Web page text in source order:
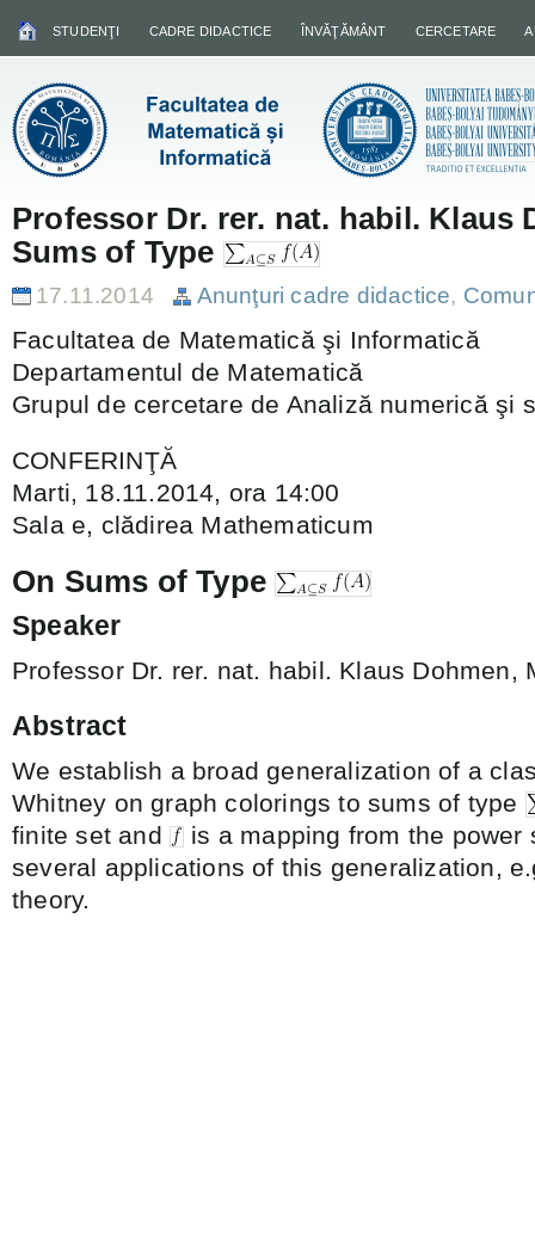
STUDENŢI CADRE DIDACTICE ÎNVĂŢĂMÂNT CERCETARE
Professor Dr. rer. nat. habil. Klaus
Sums of Type
17.11.2014 Anunţuri cadre didactice,
Facultatea de Matematică şi Informatică
Departamentul de Matematică
Grupul de cercetare de Analiză numerică şi
CONFERINŢĂ
Marti, 18.11.2014, ora 14:00
Sala e, clădirea Mathematicum
On Sums of Type
Speaker
Professor Dr. rer. nat. habil. Klaus Dohmen,
Abstract
We establish a broad generalization of a
Whitney on graph colorings to sums of type
finite set and
is a mapping from the
several applications of this generalization,
theory.